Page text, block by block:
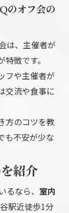
のオフ会の
は、主催者が
徴です。
フや主催者が
交流や食事に
方のコツを教
も不安が少な
紹介
るなら、 室内
駅近徒歩1分